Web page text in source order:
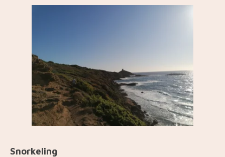
Snorkeling